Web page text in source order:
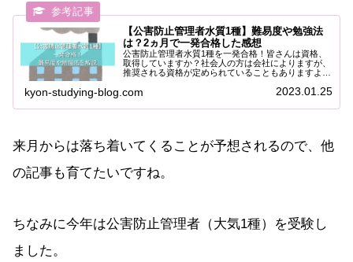
【公害防止管理者水質1種】難易度や勉強法
は？2ヵ月で一発合格した感想
公害防止管理者水質1種を一発合格！皆さんは資格、
取得していますか？社会人の方は会社によりますが、
推奨される資格が定められていることもありますよ
出たり、報奨金や手当が出たりします。kyon私は積...
kyon-studying-blog.com 2023.01.25
来月からは落ち着いてくることが予想されるので、他
の記事も育てたいですね。
ちなみに今年は公害防止管理者（大気1種）を受験し
ました。